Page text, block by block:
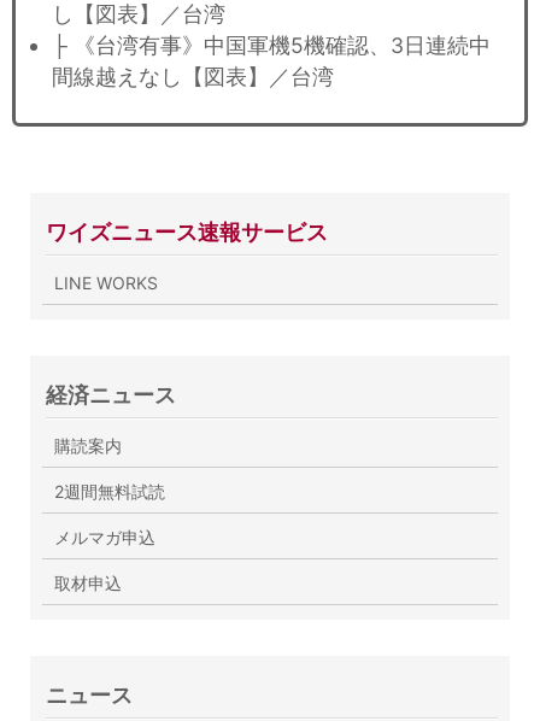
し【図表】／台湾
├ 《台湾有事》中国軍機5機確認、3日連続中
間線越えなし【図表】／台湾
ワイズニュース速報サービス
LINE WORKS
経済ニュース
購読案内
2週間無料試読
メルマガ申込
取材申込
ニュース